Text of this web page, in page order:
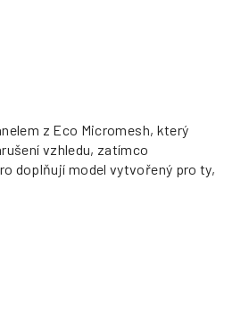
z Eco Micromesh, který
vzhledu, zatímco
doplňují model vytvořený pro ty,